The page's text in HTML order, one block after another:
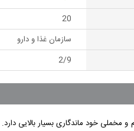
20
سازمان غذا و دارو
2/9
خود ماندگاری بسیار بالایی دارد.